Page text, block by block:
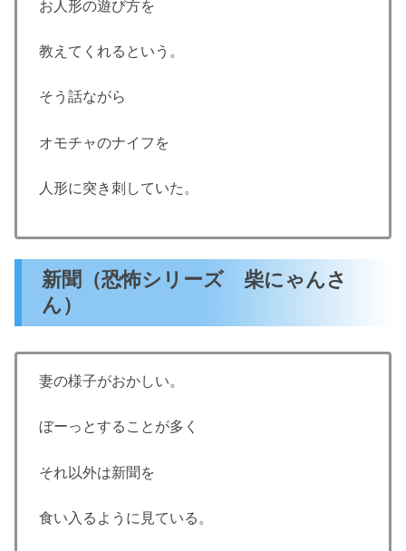
お人形の遊び方を
教えてくれるという。
そう話ながら
オモチャのナイフを
人形に突き刺していた。
新聞（恐怖シリーズ 柴にゃんさ
ん）
妻の様子がおかしい。
ぼーっとすることが多く
それ以外は新聞を
食い入るように見ている。